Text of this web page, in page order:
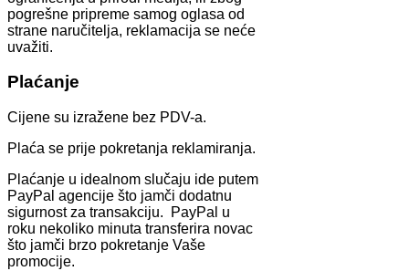
pogrešne pripreme samog oglasa od
strane naručitelja, reklamacija se neće
uvažiti.
Plaćanje
Cijene su izražene bez PDV-a.
Plaća se prije pokretanja reklamiranja.
Plaćanje u idealnom slučaju ide putem
PayPal agencije što jamči dodatnu
sigurnost za transakciju. PayPal u
roku nekoliko minuta transferira novac
što jamči brzo pokretanje Vaše
promocije.